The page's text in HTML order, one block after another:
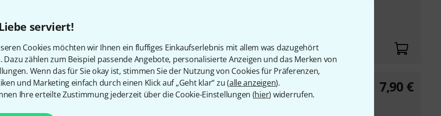
serviert!
Cookies möchten wir Ihnen ein fluffiges Einkaufserlebnis mit allem was dazugehört
Dazu zählen zum Beispiel passende Angebote, personalisierte Anzeigen und das Merken von
Wenn das für Sie okay ist, stimmen Sie der Nutzung von Cookies für Präferenzen,
und Marketing einfach durch einen Klick auf „Geht klar“ zu (alle anzeigen).
Ihre erteilte Zustimmung jederzeit über die Cookie-Einstellungen (hier) widerrufen.
Sofort lieferbar
Suzuki Taisho Harp String Hosomakisen
Einzelsaite Hosomakisen
7,90 €